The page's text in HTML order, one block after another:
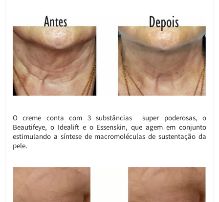
O creme conta com 3 substâncias super poderosas, o
Beautifeye, o Idealift e o Essenskin, que agem em conjunto
estimulando a síntese de macromoléculas de sustentação da
pele.